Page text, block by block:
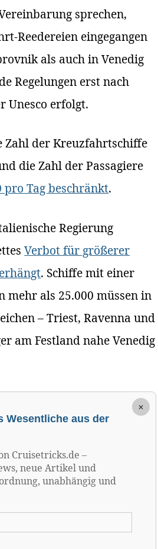
sprechen,
Reedereien eingegangen
als auch in Venedig
Regelungen erst nach
Unesco erfolgt.
der Kreuzfahrtschiffe
die Zahl der Passagiere
pro Tag beschränkt.
Regierung
Verbot für größerer
. Schiffe mit einer
als 25.000 müssen in
– Triest, Ravenna und
am Festland nahe Venedig
×
Wesentliche aus der
Cruisetricks.de –
neue Artikel und
unabhängig und